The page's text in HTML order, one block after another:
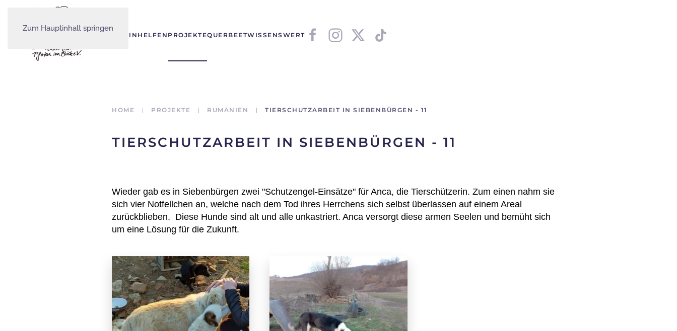
Zum Hauptinhalt springen
DER VEREIN HELFEN PROJEKTEQUERBEETWISSENSWERT
HOME PROJEKTE RUMÄNIEN TIERSCHUTZARBEIT IN SIEBENBÜRGEN - 11
TIERSCHUTZARBEIT IN SIEBENBÜRGEN - 11
Wieder gab es in Siebenbürgen zwei "Schutzengel-Einsätze" für Anca, die Tierschützerin. Zum einen nahm sie
sich vier Notfellchen an, welche nach dem Tod ihres Herrchens sich selbst überlassen auf einem Areal
zurückblieben. Diese Hunde sind alt und alle unkastriert. Anca versorgt diese armen Seelen und bemüht sich
um eine Lösung für die Zukunft.